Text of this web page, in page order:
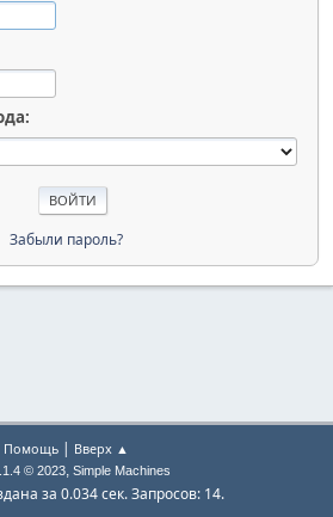
Забыли пароль?
Помощь| Вверх ▲
© 2023, Simple Machines
за 0.034 сек. Запросов: 14.